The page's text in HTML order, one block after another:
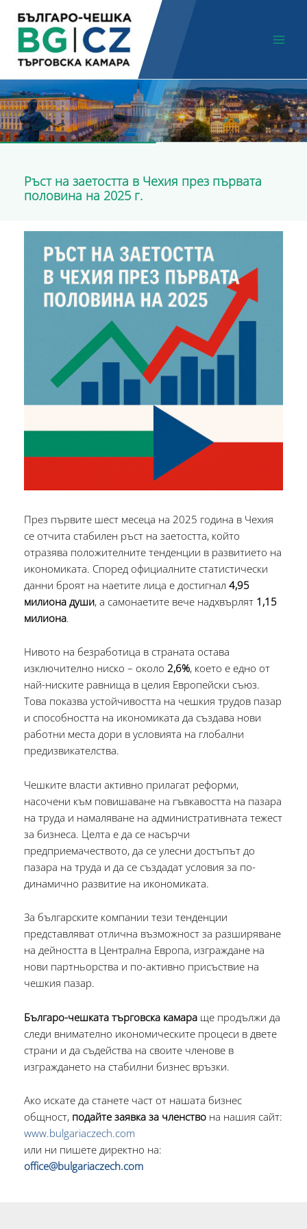
content
Ръст на заетостта в Чехия през първата
половина на 2025 г.
През първите шест месеца на 2025 година в Чехия
се отчита стабилен ръст на заетостта, който
отразява положителните тенденции в развитието на
икономиката. Според официалните статистически
данни броят на наетите лица е достигнал 4,95
милиона души, а самонаетите вече надхвърлят 1,15
милиона.
Нивото на безработица в страната остава
изключително ниско – около 2,6%, което е едно от
най-ниските равнища в целия Европейски съюз.
Това показва устойчивостта на чешкия трудов пазар
и способността на икономиката да създава нови
работни места дори в условията на глобални
предизвикателства.
Чешките власти активно прилагат реформи,
насочени към повишаване на гъвкавостта на пазара
на труда и намаляване на административната тежест
за бизнеса. Целта е да се насърчи
предприемачеството, да се улесни достъпът до
пазара на труда и да се създадат условия за по-
динамично развитие на икономиката.
За българските компании тези тенденции
представляват отлична възможност за разширяване
на дейността в Централна Европа, изграждане на
нови партньорства и по-активно присъствие на
чешкия пазар.
Българо-чешката търговска камара ще продължи да
следи внимателно икономическите процеси в двете
страни и да съдейства на своите членове в
изграждането на стабилни бизнес връзки.
Ако искате да станете част от нашата бизнес
общност, подайте заявка за членство на нашия сайт:
www.bulgariaczech.com
или ни пишете директно на:
office@bulgariaczech.com